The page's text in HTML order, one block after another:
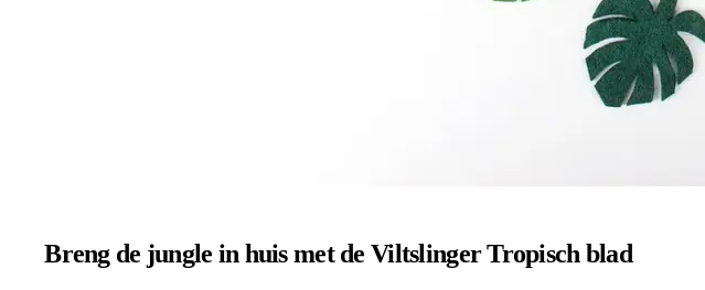
Breng de jungle in huis met de Viltslinger Tropisch blad